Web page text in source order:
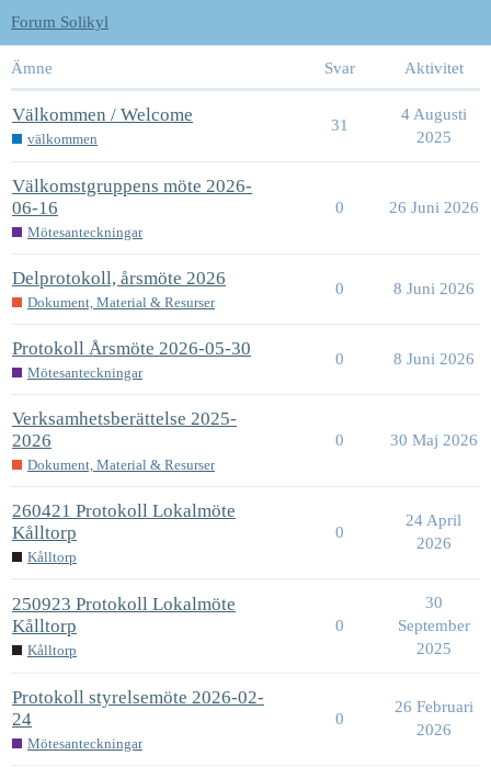
Forum Solikyl
Ämne Svar Aktivitet
Välkommen / Welcome
välkommen
31
4 Augusti
2025
Välkomstgruppens möte 2026-
06-16
Mötesanteckningar
0 26 Juni 2026
Delprotokoll, årsmöte 2026
Dokument, Material & Resurser
0 8 Juni 2026
Protokoll Årsmöte 2026-05-30
Mötesanteckningar
0 8 Juni 2026
Verksamhetsberättelse 2025-
2026
Dokument, Material & Resurser
0 30 Maj 2026
260421 Protokoll Lokalmöte
Kålltorp
Kålltorp
0
24 April
2026
250923 Protokoll Lokalmöte
Kålltorp
Kålltorp
0
30
September
2025
Protokoll styrelsemöte 2026-02-
24
Mötesanteckningar
0
26 Februari
2026